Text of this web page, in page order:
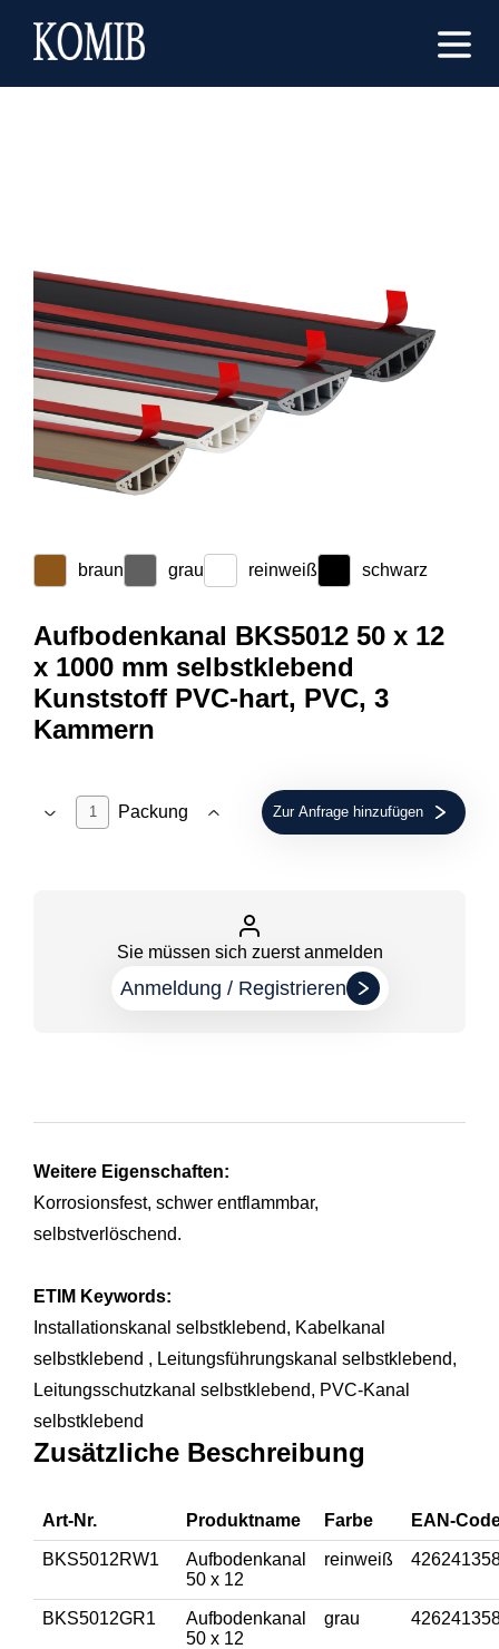
braun grau reinweiß schwarz
Aufbodenkanal BKS5012 50 x 12
x 1000 mm selbstklebend
Kunststoff PVC-hart, PVC, 3
Kammern
Packung Zur Anfrage hinzufügen
Sie müssen sich zuerst anmelden
Anmeldung / Registrieren
Weitere Eigenschaften:
Korrosionsfest, schwer entflammbar,
selbstverlöschend.
ETIM Keywords:
Installationskanal selbstklebend, Kabelkanal
selbstklebend , Leitungsführungskanal selbstklebend,
Leitungsschutzkanal selbstklebend, PVC-Kanal
selbstklebend
Zusätzliche Beschreibung
Art-Nr. Produktname Farbe EAN-
BKS5012RW1
Aufbodenkanal
50 x 12
reinweiß
BKS5012GR1
Aufbodenkanal
50 x 12
grau